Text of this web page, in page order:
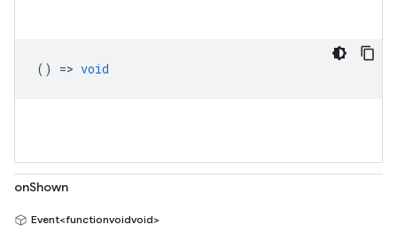
() => void
onShown
Event<functionvoidvoid>